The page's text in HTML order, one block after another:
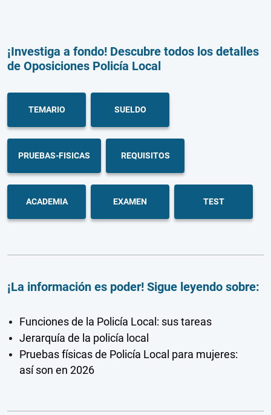
¡Investiga a fondo! Descubre todos los detalles
de Oposiciones Policía Local
TEMARIO SUELDO
PRUEBAS-FISICAS REQUISITOS
ACADEMIA EXAMEN TEST
¡La información es poder! Sigue leyendo sobre:
Funciones de la Policía Local: sus tareas
Jerarquía de la policía local
Pruebas físicas de Policía Local para mujeres:
así son en 2026